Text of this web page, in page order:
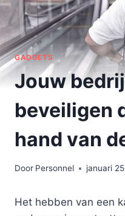
GADGETS
Jouw
beveiligen
hand van
Door Personnel januari
Het hebben van een